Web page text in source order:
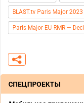
BLAST.tv Paris Major
Paris Major EU RMR —
СПЕЦПРОЕКТЫ